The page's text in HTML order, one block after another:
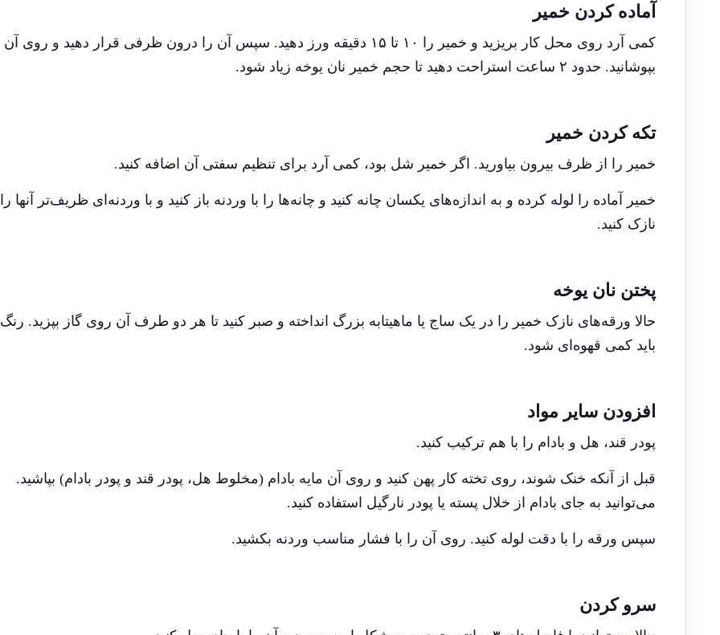
آماده کردن خمیر
کمی آرد روی محل کار بریزید و خمیر را ۱۰ تا ۱۵ دقیقه ورز دهید. سپس آن را درون ظرفی قرار دهید و روی
بپوشانید. حدود ۲ ساعت استراحت دهید تا حجم خمیر نان یوخه زیاد شود.
تکه کردن خمیر
خمیر را از ظرف بیرون بیاورید. اگر خمیر شل بود، کمی آرد برای تنظیم سفتی آن اضافه کنید.
خمیر آماده را لوله کرده و به اندازه‌های یکسان چانه کنید و چانه‌ها را با وردنه باز کنید و با وردنه‌ای ظریف‌تر آنها را
نازک کنید.
پختن نان یوخه
حالا ورقه‌های نازک خمیر را در یک ساج یا ماهیتابه بزرگ انداخته و صبر کنید تا هر دو طرف آن روی گاز بپزید.
باید کمی قهوه‌ای شود.
افزودن سایر مواد
پودر قند، هل و بادام را با هم ترکیب کنید.
قبل از آنکه خنک شوند، روی تخته کار پهن کنید و روی آن مایه بادام (مخلوط هل، پودر قند و پودر بادام) بپاشید.
می‌توانید به جای بادام از خلال پسته یا پودر نارگیل استفاده کنید.
سپس ورقه را با دقت لوله کنید. روی آن را با فشار مناسب وردنه بکشید.
سرو کردن